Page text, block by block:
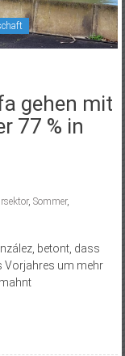
gehen mit
77 % in
, Sommer,
betont, dass
Vorjahres um mehr